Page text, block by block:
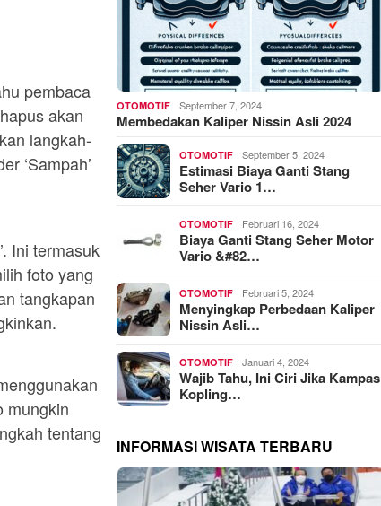
pembaca
akan
langkah-
‘Sampah’
Ini termasuk
foto yang
tangkapan
mungkin
tentang
OTOMOTIF September 7, 2024
Membedakan Kaliper Nissin Asli 2024
OTOMOTIF September 5, 2024
Estimasi Biaya Ganti Stang
Seher Vario 1…
OTOMOTIF Februari 16, 2024
Biaya Ganti Stang Seher Motor
Vario &#82…
OTOMOTIF Februari 5, 2024
Menyingkap Perbedaan Kaliper
Nissin Asli…
OTOMOTIF Januari 4, 2024
Wajib Tahu, Ini Ciri Jika Kampas
Kopling…
INFORMASI WISATA TERBARU